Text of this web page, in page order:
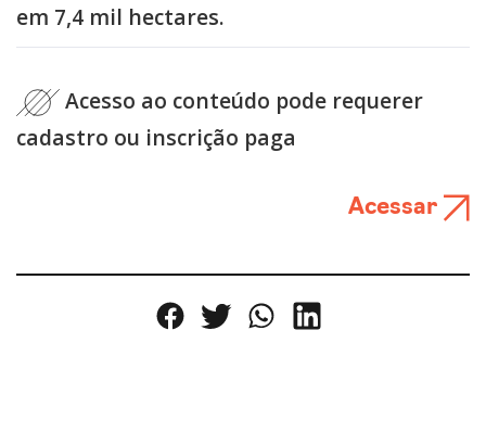
em 7,4 mil hectares.
Acesso ao conteúdo pode requerer
cadastro ou inscrição paga
Acessar